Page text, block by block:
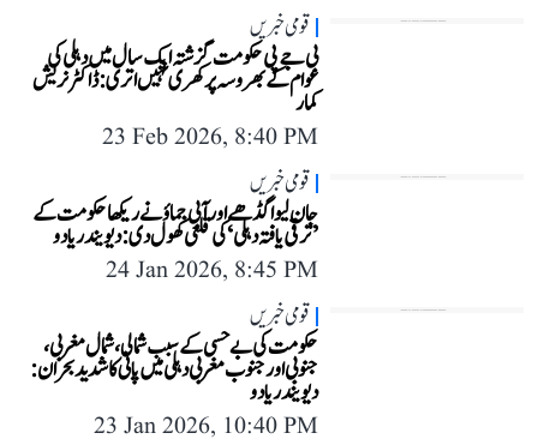
قومی خبریں
بی جے پی حکومت گزشتہ ایک سال میں دہلی کی
عوام کے بھروسہ پر کھری نہیں اتری: ڈاکٹر نریش
کمار
23 Feb 2026, 8:40 PM
قومی خبریں
جان لیوا گڈھے اور آبی جماؤ نے ریکھا حکومت کے
’ترقی یافتہ دہلی‘ کی قلعی کھول دی: دیویندر یادو
24 Jan 2026, 8:45 PM
قومی خبریں
حکومت کی بے حسی کے سبب شمالی، شمال مغربی،
جنوبی اور جنوب مغربی دہلی میں پانی کا شدید بحران:
دیویندر یادو
23 Jan 2026, 10:40 PM